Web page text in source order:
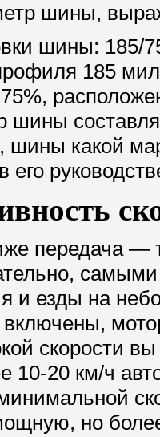
шины,
шины: 185/
185
шины
шины какой
передача
и езды на
скорости
10-20 км/ч
но